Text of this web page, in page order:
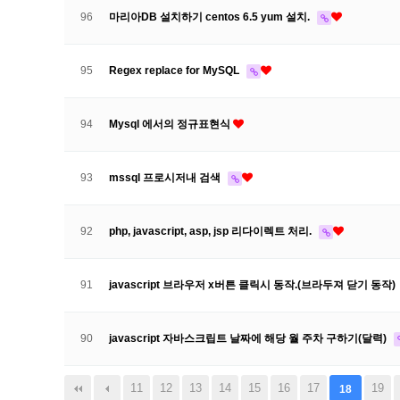
96 마리아DB 설치하기 centos 6.5 yum 설치.
95 Regex replace for MySQL
94 Mysql 에서의 정규표현식
93 mssql 프로시저내 검색
92 php, javascript, asp, jsp 리다이렉트 처리.
91 javascript 브라우저 x버튼 클릭시 동작.(브라두져 닫기 동작)
90 javascript 자바스크립트 날짜에 해당 월 주차 구하기(달력)
11 12 13 14 15 16 17 18 19